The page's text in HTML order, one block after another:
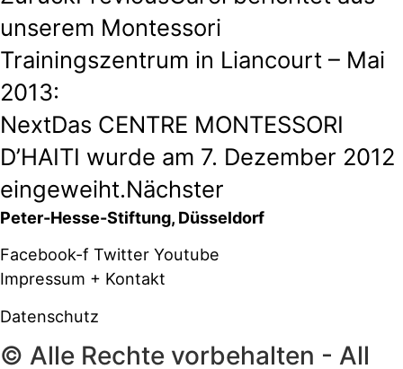
unserem Montessori
Trainingszentrum in Liancourt – Mai
2013:
NextDas CENTRE MONTESSORI
D’HAITI wurde am 7. Dezember 2012
eingeweiht.Nächster
Peter-Hesse-Stiftung, Düsseldorf
Facebook-f Twitter Youtube
Impressum + Kontakt
Datenschutz
© Alle Rechte vorbehalten - All